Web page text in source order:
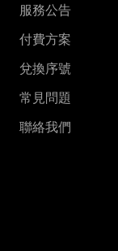
服務公告
付費方案
兌換序號
常見問題
聯絡我們